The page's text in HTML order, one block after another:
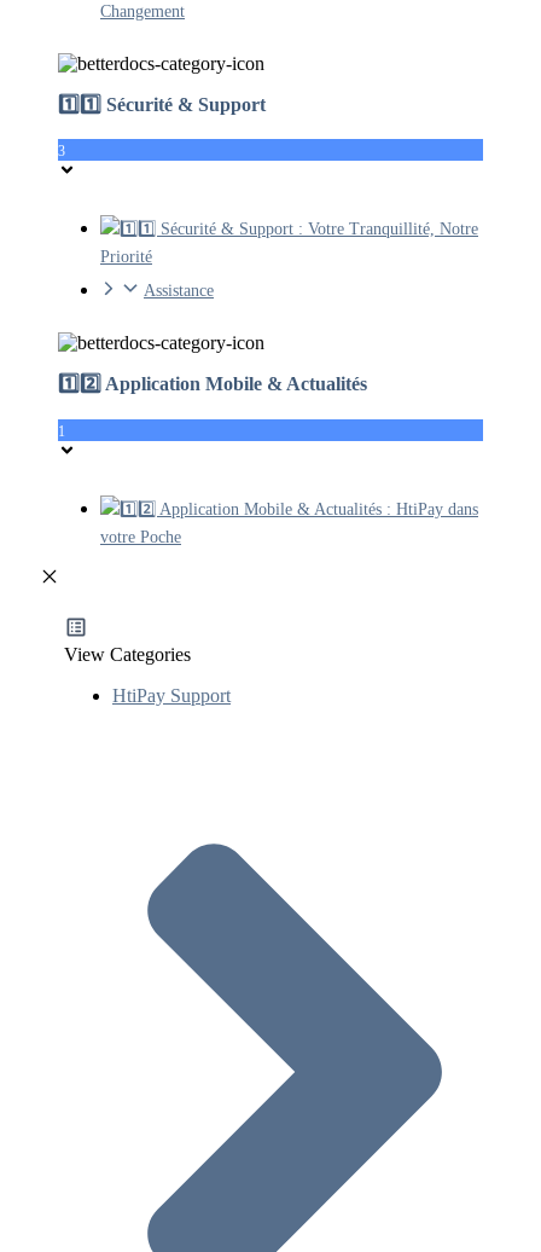
Changement
1️⃣1️⃣ Sécurité & Support
3
1️⃣1️⃣ Sécurité & Support : Votre Tranquillité, Notre
Priorité
Assistance
1️⃣2️⃣ Application Mobile & Actualités
1
1️⃣2️⃣ Application Mobile & Actualités : HtiPay dans
votre Poche
View Categories
HtiPay Support